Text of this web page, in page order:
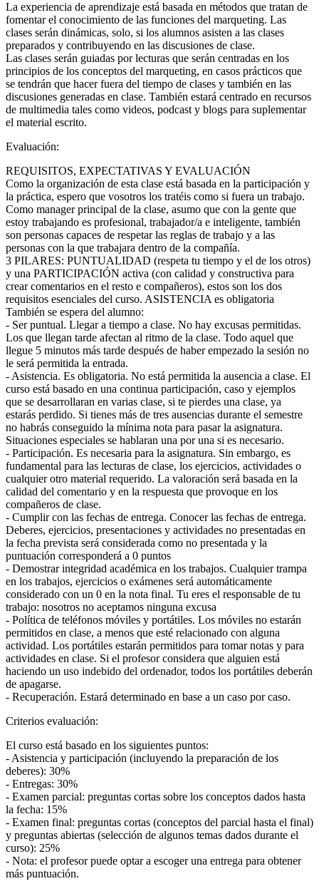
La experiencia de aprendizaje está basada en métodos que tratan de
fomentar el conocimiento de las funciones del marqueting. Las
clases serán dinámicas, solo, si los alumnos asisten a las clases
preparados y contribuyendo en las discusiones de clase.
Las clases serán guiadas por lecturas que serán centradas en los
principios de los conceptos del marqueting, en casos prácticos que
se tendrán que hacer fuera del tiempo de clases y también en las
discusiones generadas en clase. También estará centrado en recursos
de multimedia tales como videos, podcast y blogs para suplementar
el material escrito.
Evaluación:
REQUISITOS, EXPECTATIVAS Y EVALUACIÓN
Como la organización de esta clase está basada en la participación y
la práctica, espero que vosotros los tratéis como si fuera un trabajo.
Como manager principal de la clase, asumo que con la gente que
estoy trabajando es profesional, trabajador/a e inteligente, también
son personas capaces de respetar las reglas de trabajo y a las
personas con la que trabajara dentro de la compañía.
3 PILARES: PUNTUALIDAD (respeta tu tiempo y el de los otros)
y una PARTICIPACIÓN activa (con calidad y constructiva para
crear comentarios en el resto e compañeros), estos son los dos
requisitos esenciales del curso. ASISTENCIA es obligatoria
También se espera del alumno:
- Ser puntual. Llegar a tiempo a clase. No hay excusas permitidas.
Los que llegan tarde afectan al ritmo de la clase. Todo aquel que
llegue 5 minutos más tarde después de haber empezado la sesión no
le será permitida la entrada.
- Asistencia. Es obligatoria. No está permitida la ausencia a clase. El
curso está basado en una continua participación, caso y ejemplos
que se desarrollaran en varias clase, si te pierdes una clase, ya
estarás perdido. Si tienes más de tres ausencias durante el semestre
no habrás conseguido la mínima nota para pasar la asignatura.
Situaciones especiales se hablaran una por una si es necesario.
- Participación. Es necesaria para la asignatura. Sin embargo, es
fundamental para las lecturas de clase, los ejercicios, actividades o
cualquier otro material requerido. La valoración será basada en la
calidad del comentario y en la respuesta que provoque en los
compañeros de clase.
- Cumplir con las fechas de entrega. Conocer las fechas de entrega.
Deberes, ejercicios, presentaciones y actividades no presentadas en
la fecha prevista será considerada como no presentada y la
puntuación corresponderá a 0 puntos
- Demostrar integridad académica en los trabajos. Cualquier trampa
en los trabajos, ejercicios o exámenes será automáticamente
considerado con un 0 en la nota final. Tu eres el responsable de tu
trabajo: nosotros no aceptamos ninguna excusa
- Política de teléfonos móviles y portátiles. Los móviles no estarán
permitidos en clase, a menos que esté relacionado con alguna
actividad. Los portátiles estarán permitidos para tomar notas y para
actividades en clase. Si el profesor considera que alguien está
haciendo un uso indebido del ordenador, todos los portátiles deberán
de apagarse.
- Recuperación. Estará determinado en base a un caso por caso.
Criterios evaluación:
El curso está basado en los siguientes puntos:
- Asistencia y participación (incluyendo la preparación de los
deberes): 30%
- Entregas: 30%
- Examen parcial: preguntas cortas sobre los conceptos dados hasta
la fecha: 15%
- Examen final: preguntas cortas (conceptos del parcial hasta el final)
y preguntas abiertas (selección de algunos temas dados durante el
curso): 25%
- Nota: el profesor puede optar a escoger una entrega para obtener
más puntuación.